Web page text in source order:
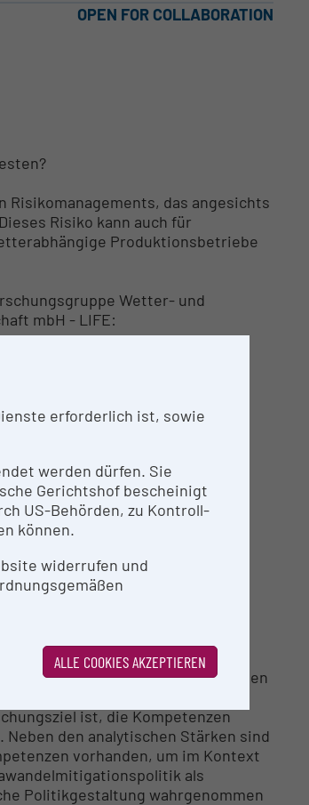
OPEN FOR COLLABORATION
das angesichts
Risiko kann auch für
Produktionsbetriebe
Wetter- und
mbH - LIFE:
Wetterprognosen und
zeichnet sich
aus, welche den
ist, die Kompetenzen
den analytischen Stärken sind
vorhanden, um im Kontext
als
Politikgestaltung wahrgenommen
erforderlich ist, sowie
werden dürfen. Sie
Gerichtshof bescheinigt
US-Behörden, zu Kontroll-
können.
widerrufen und
ALLE COOKIES AKZEPTIEREN